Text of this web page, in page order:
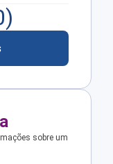
)
sobre um